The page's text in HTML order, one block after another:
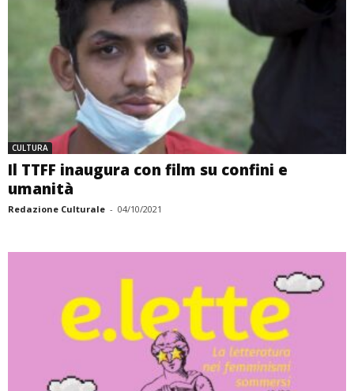
CULTURA
Il TTFF inaugura con film su confini e
umanità
Redazione Culturale - 04/10/2021